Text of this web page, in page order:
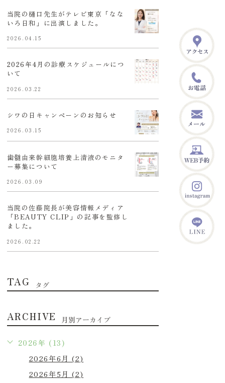
当院の樋口先生がテレビ東京「なな
いろ日和」に出演しました。
2026.04.15
2026年4月の診療スケジュールにつ
いて
2026.03.22
シワの日キャンペーンのお知らせ
2026.03.15
歯髄由来幹細胞培養上清液のモニタ
ー募集について
2026.03.09
当院の佐藤院長が美容情報メディア
「BEAUTY CLIP」の記事を監修し
ました。
2026.02.22
TAG タグ
ARCHIVE 月別アーカイブ
2026年 (13)
2026年6月 (2)
2026年5月 (2)